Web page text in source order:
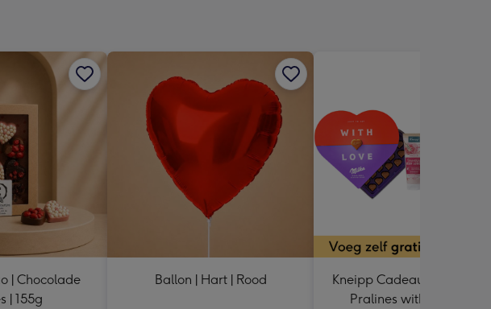
mm
| Chocolade
| 155g
Ballon | Hart | Rood
Kneipp Cadeaupakket |
Pralines with love 165g